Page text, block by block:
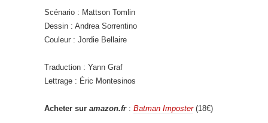
Scénario : Mattson Tomlin
Dessin : Andrea Sorrentino
Couleur : Jordie Bellaire
Traduction : Yann Graf
Lettrage : Éric Montesinos
Acheter sur amazon.fr : Batman Imposter(18€)